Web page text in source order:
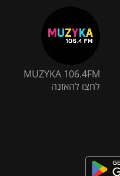
MUZYKA 106.4FM
לחצו להאזנה